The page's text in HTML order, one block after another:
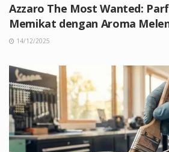
Azzaro The Most Wanted:
Memikat dengan Aroma
14/12/2025